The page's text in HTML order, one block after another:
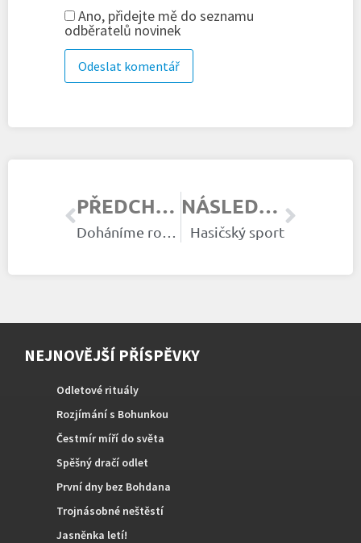
Ano, přidejte mě do seznamu
odběratelů novinek
PŘEDCHOZÍ ČLÁNEK NÁSLEDUJÍCÍ ČLÁNEK
Hasičský sport
NEJNOVĚJŠÍ PŘÍSPĚVKY
Odletové rituály
Rozjímání s Bohunkou
Čestmír míří do světa
Spěšný dračí odlet
První dny bez Bohdana
Trojnásobné neštěstí
Jasněnka letí!